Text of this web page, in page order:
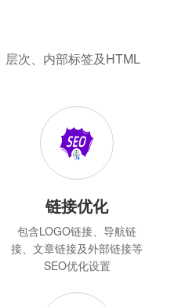
次、内部标签及HTML
链接优化
包含LOGO链接、导航链
接、文章链接及外部链接等
SEO优化设置